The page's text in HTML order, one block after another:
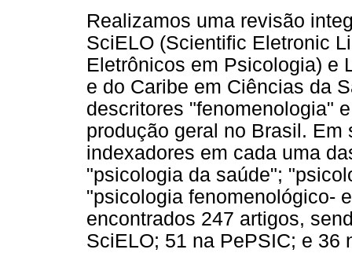
Realizamos uma revisão
SciELO (Scientific Eletronic
Eletrônicos em Psicologia) e
e do Caribe em Ciências da
descritores "fenomenologia"
produção geral no Brasil.
indexadores em cada uma
"psicologia da saúde";
"psicologia fenomenológico-
encontrados 247 artigos,
SciELO; 51 na PePSIC; e 36